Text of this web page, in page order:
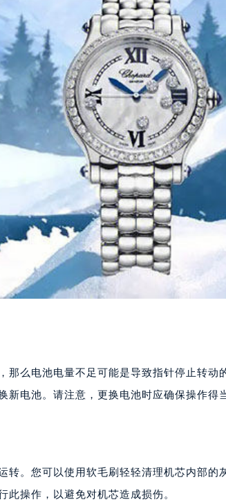
那么电池电量不足可能是导致指针停止转动
新电池。请注意，更换电池时应确保操作得
转。您可以使用软毛刷轻轻清理机芯内部的
此操作，以避免对机芯造成损伤。